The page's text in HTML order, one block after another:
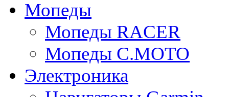
Мопеды
Мопеды RACER
Мопеды C.MOTO
Электроника